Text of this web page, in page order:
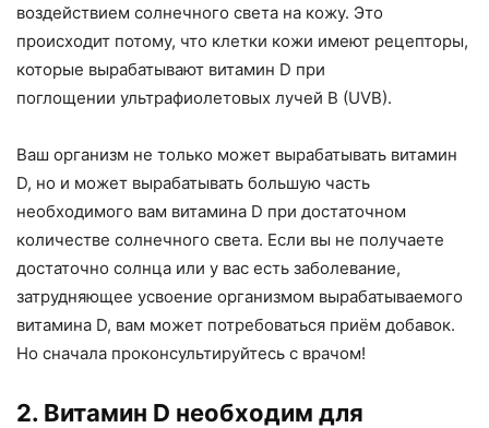
воздействием солнечного света на кожу. Это
происходит потому, что клетки кожи имеют рецепторы,
которые вырабатывают витамин D при
поглощении ультрафиолетовых лучей B (UVB).
Ваш организм не только может вырабатывать витамин
D, но и может вырабатывать большую часть
необходимого вам витамина D при достаточном
количестве солнечного света. Если вы не получаете
достаточно солнца или у вас есть заболевание,
затрудняющее усвоение организмом вырабатываемого
витамина D, вам может потребоваться приём добавок.
Но сначала проконсультируйтесь с врачом!
2. Витамин D необходим для